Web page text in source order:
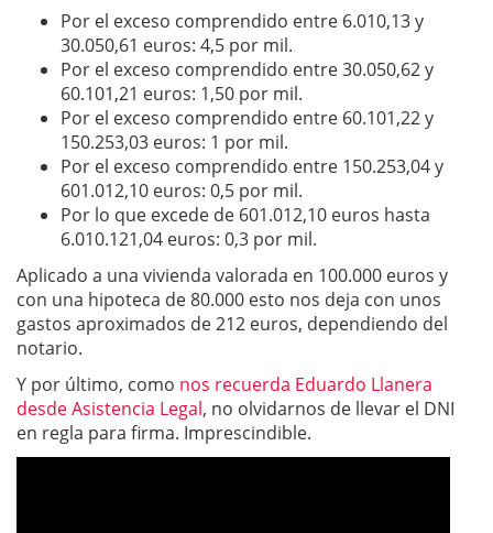
Por el exceso comprendido entre 6.010,13 y
30.050,61 euros: 4,5 por mil.
Por el exceso comprendido entre 30.050,62 y
60.101,21 euros: 1,50 por mil.
Por el exceso comprendido entre 60.101,22 y
150.253,03 euros: 1 por mil.
Por el exceso comprendido entre 150.253,04 y
601.012,10 euros: 0,5 por mil.
Por lo que excede de 601.012,10 euros hasta
6.010.121,04 euros: 0,3 por mil.
Aplicado a una vivienda valorada en 100.000 euros y
con una hipoteca de 80.000 esto nos deja con unos
gastos aproximados de 212 euros, dependiendo del
notario.
Y por último, como nos recuerda Eduardo Llanera
desde Asistencia Legal, no olvidarnos de llevar el DNI
en regla para firma. Imprescindible.